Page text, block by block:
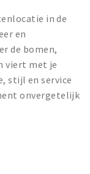
in de
en
de bomen,
viert met je
stijl en service
onvergetelijk